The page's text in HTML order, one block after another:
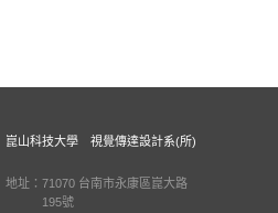
崑山科技大學 視覺傳達設計系(所)
地址：71070 台南市永康區崑大路
195號